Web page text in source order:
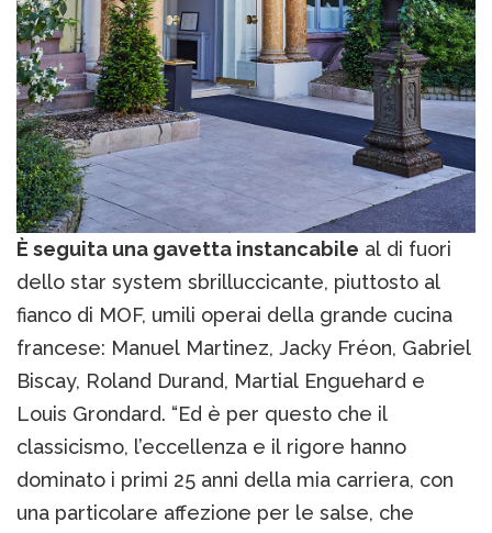
È seguita una gavetta instancabile al di fuori
dello star system sbrilluccicante, piuttosto al
fianco di MOF, umili operai della grande cucina
francese: Manuel Martinez, Jacky Fréon, Gabriel
Biscay, Roland Durand, Martial Enguehard e
Louis Grondard. “Ed è per questo che il
classicismo, l’eccellenza e il rigore hanno
dominato i primi 25 anni della mia carriera, con
una particolare affezione per le salse, che